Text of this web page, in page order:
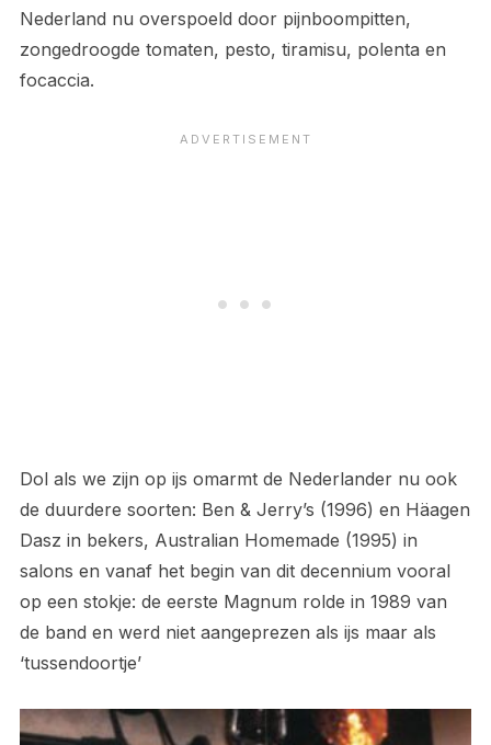
Nederland nu overspoeld door pijnboompitten,
zongedroogde tomaten, pesto, tiramisu, polenta en
focaccia.
Dol als we zijn op ijs omarmt de Nederlander nu ook
de duurdere soorten: Ben & Jerry’s (1996) en Häagen
Dasz in bekers, Australian Homemade (1995) in
salons en vanaf het begin van dit decennium vooral
op een stokje: de eerste Magnum rolde in 1989 van
de band en werd niet aangeprezen als ijs maar als
‘tussendoortje’